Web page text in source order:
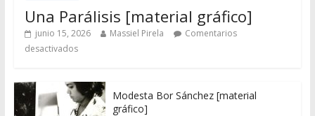
Una Parálisis [material gráfico]
junio 15, 2026 Massiel Pirela
Comentarios
desactivados
Modesta Bor Sánchez [material
gráfico]